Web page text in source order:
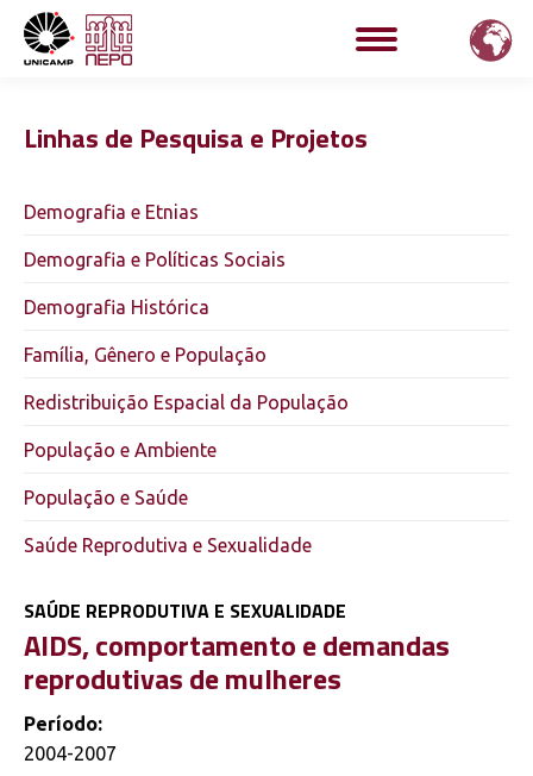
Linhas de Pesquisa e Projetos
Demografia e Etnias
Demografia e Políticas Sociais
Demografia Histórica
Família, Gênero e População
Redistribuição Espacial da População
População e Ambiente
População e Saúde
Saúde Reprodutiva e Sexualidade
SAÚDE REPRODUTIVA E SEXUALIDADE
AIDS, comportamento e demandas
reprodutivas de mulheres
Período:
2004-2007